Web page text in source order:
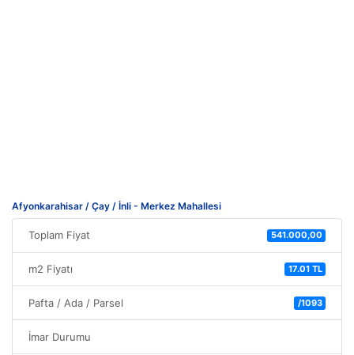
Afyonkarahisar / Çay / İnli - Merkez Mahallesi
Toplam Fiyat 541.000,00
m2 Fiyatı 17.01 TL
Pafta / Ada / Parsel /1093
İmar Durumu